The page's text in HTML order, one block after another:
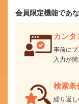
会員限定機能であ
カンタ
事前に
入力が
検索条
繰り返